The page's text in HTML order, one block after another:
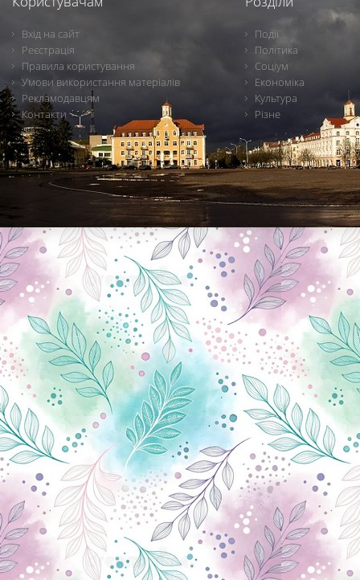
Вхід на сайт
Реєстрація
Правила користування
Умови використання матеріалів
Рекламодавцям
Контакти
Події
Політика
Соціум
Економіка
Культура
Різне
Новини Чернігова, Чернігівські новини, Чернігівський формат, новини Чернігова, події в Чернігові: політика, економіка, аналітика, культура, відеоновини, екологія, спортивний Чернігів, туризм, Чернігів